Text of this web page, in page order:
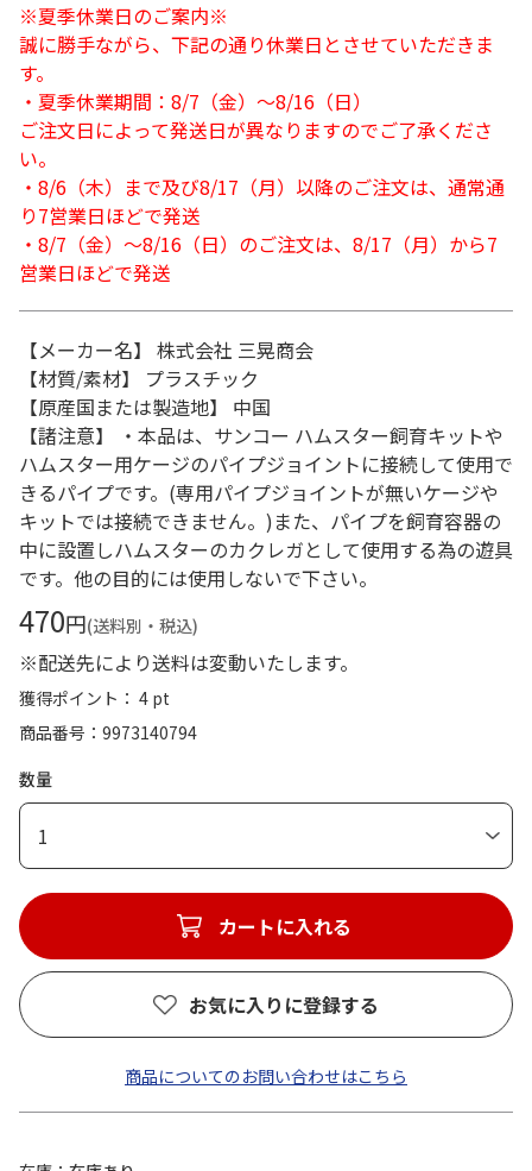
※夏季休業日のご案内※
誠に勝手ながら、下記の通り休業日とさせていただきま
す。
・夏季休業期間：8/7（金）～8/16（日）
ご注文日によって発送日が異なりますのでご了承くださ
い。
・8/6（木）まで及び8/17（月）以降のご注文は、通常通
り7営業日ほどで発送
・8/7（金）～8/16（日）のご注文は、8/17（月）から7
営業日ほどで発送
【メーカー名】 株式会社 三晃商会
【材質/素材】 プラスチック
【原産国または製造地】 中国
【諸注意】 ・本品は、サンコー ハムスター飼育キットや
ハムスター用ケージのパイプジョイントに接続して使用で
きるパイプです。(専用パイプジョイントが無いケージや
キットでは接続できません。)また、パイプを飼育容器の
中に設置しハムスターのカクレガとして使用する為の遊具
です。他の目的には使用しないで下さい。
470円(送料別・税込)
※配送先により送料は変動いたします。
獲得ポイント： 4 pt
商品番号
9973140794
数量
1
カートに入れる
お気に入りに登録する
商品についてのお問い合わせはこちら